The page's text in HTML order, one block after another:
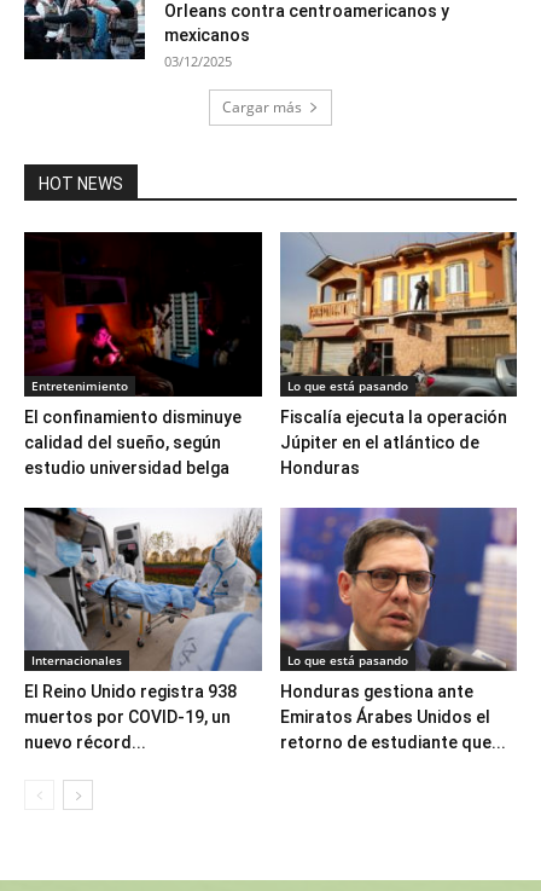
Orleans contra centroamericanos y
mexicanos
03/12/2025
Cargar más
HOT NEWS
Entretenimiento
El confinamiento disminuye
calidad del sueño, según
estudio universidad belga
Lo que está pasando
Fiscalía ejecuta la operación
Júpiter en el atlántico de
Honduras
Internacionales
El Reino Unido registra 938
muertos por COVID-19, un
nuevo récord...
Lo que está pasando
Honduras gestiona ante
Emiratos Árabes Unidos el
retorno de estudiante que...